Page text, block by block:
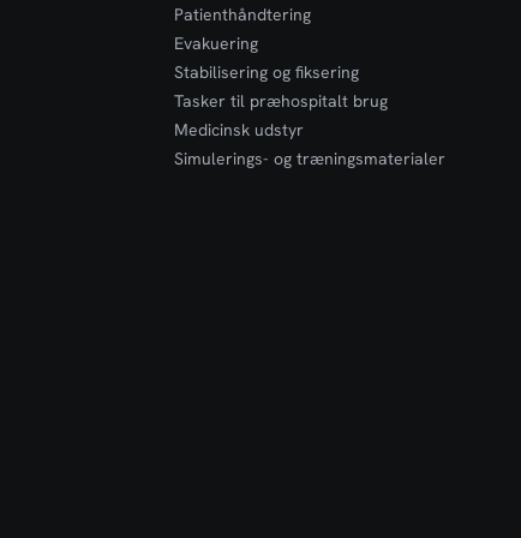
Patienthåndtering
Evakuering
Stabilisering og fiksering
Tasker til præhospitalt brug
Medicinsk udstyr
Simulerings- og træningsmaterialer